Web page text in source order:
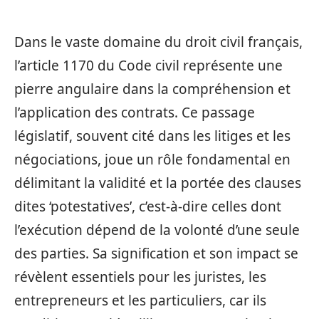
Dans le vaste domaine du droit civil français,
l’article 1170 du Code civil représente une
pierre angulaire dans la compréhension et
l’application des contrats. Ce passage
législatif, souvent cité dans les litiges et les
négociations, joue un rôle fondamental en
délimitant la validité et la portée des clauses
dites ‘potestatives’, c’est-à-dire celles dont
l’exécution dépend de la volonté d’une seule
des parties. Sa signification et son impact se
révèlent essentiels pour les juristes, les
entrepreneurs et les particuliers, car ils